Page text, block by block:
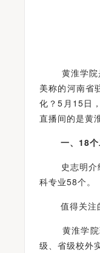
黄淮学院是
美称的河南省
化？5月15日
直播间的是黄
一、 18
史志明介绍
科专业58个。
值得关注的
黄淮学院现
级、省级校外